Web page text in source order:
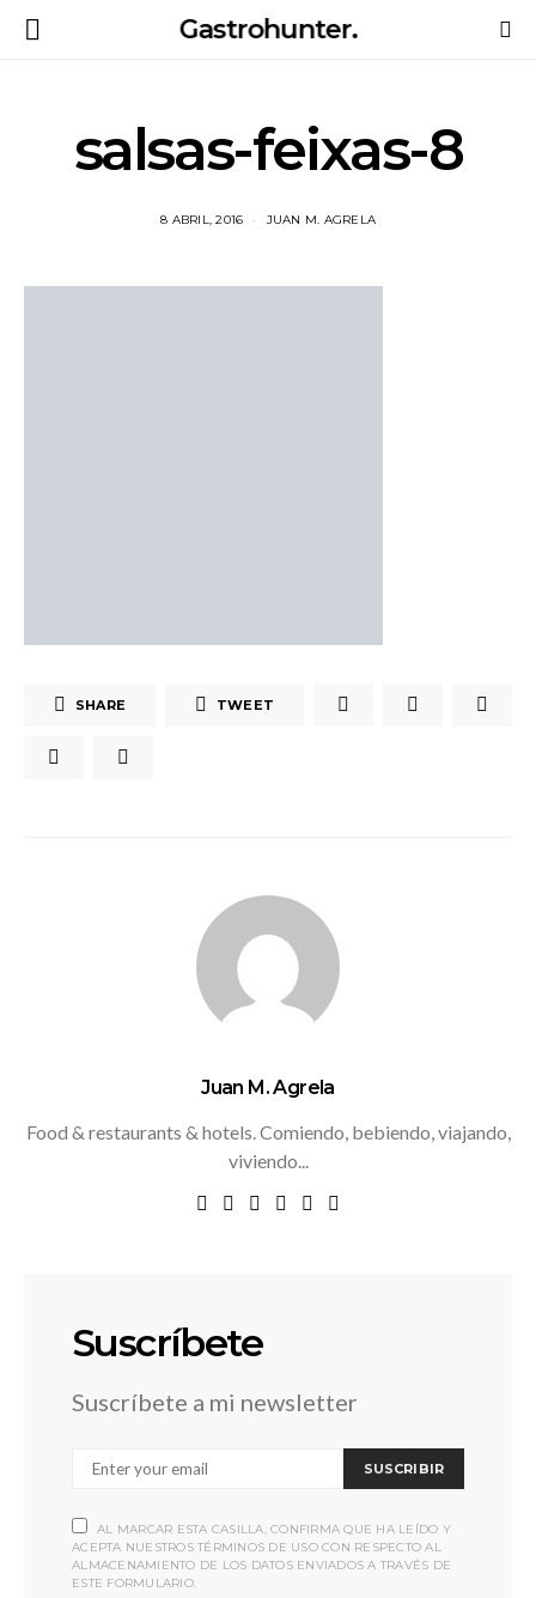
Gastrohunter.
salsas-feixas-8
8 ABRIL, 2016 JUAN M. AGRELA
SHARE TWEET
Juan M. Agrela
Food & restaurants & hotels. Comiendo, bebiendo, viajando,
viviendo...
Suscríbete
Suscríbete a mi newsletter
SUSCRIBIR
AL MARCAR ESTA CASILLA, CONFIRMA QUE HA LEÍDO Y
ACEPTA NUESTROS TÉRMINOS DE USO CON RESPECTO AL
ALMACENAMIENTO DE LOS DATOS ENVIADOS A TRAVÉS DE
ESTE FORMULARIO.